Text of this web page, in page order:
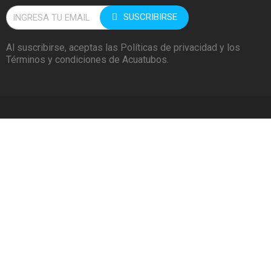
SUSCRIBIRSE
Al suscribirse, aceptas las Políticas de privacidad y los
Términos y condiciones de Acuatubos.